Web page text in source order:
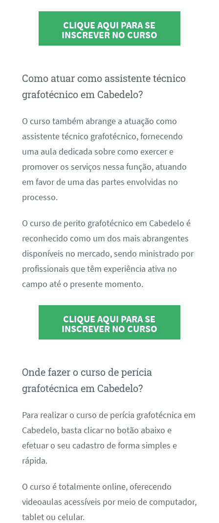
CLIQUE AQUI PARA SE
INSCREVER NO CURSO
Como atuar como assistente técnico
grafotécnico em Cabedelo?
O curso também abrange a atuação como
assistente técnico grafotécnico, fornecendo
uma aula dedicada sobre como exercer e
promover os serviços nessa função, atuando
em favor de uma das partes envolvidas no
processo.
O curso de perito grafotécnico em Cabedelo é
reconhecido como um dos mais abrangentes
disponíveis no mercado, sendo ministrado por
profissionais que têm experiência ativa no
campo até o presente momento.
CLIQUE AQUI PARA SE
INSCREVER NO CURSO
Onde fazer o curso de perícia
grafotécnica em Cabedelo?
Para realizar o curso de perícia grafotécnica em
Cabedelo, basta clicar no botão abaixo e
efetuar o seu cadastro de forma simples e
rápida.
O curso é totalmente online, oferecendo
videoaulas acessíveis por meio de computador,
tablet ou celular.